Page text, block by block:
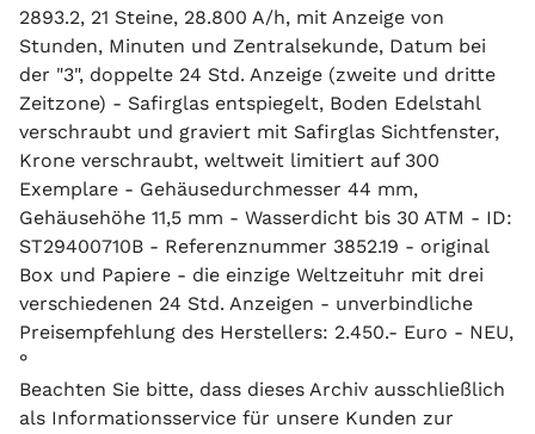
2893.2, 21 Steine, 28.800 A/h, mit Anzeige von
Stunden, Minuten und Zentralsekunde, Datum bei
der "3", doppelte 24 Std. Anzeige (zweite und dritte
Zeitzone) - Safirglas entspiegelt, Boden Edelstahl
verschraubt und graviert mit Safirglas Sichtfenster,
Krone verschraubt, weltweit limitiert auf 300
Exemplare - Gehäusedurchmesser 44 mm,
Gehäusehöhe 11,5 mm - Wasserdicht bis 30 ATM - ID:
ST29400710B - Referenznummer 3852.19 - original
Box und Papiere - die einzige Weltzeituhr mit drei
verschiedenen 24 Std. Anzeigen - unverbindliche
Preisempfehlung des Herstellers: 2.450.- Euro - NEU,
°
Beachten Sie bitte, dass dieses Archiv ausschließlich
als Informationsservice für unsere Kunden zur